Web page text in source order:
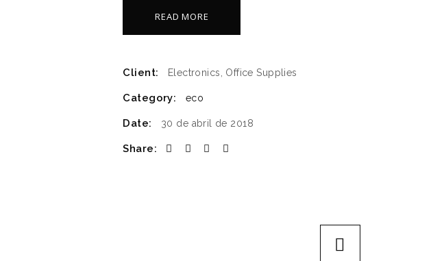
READ MORE
Client: Electronics, Office Supplies
Category: eco
Date: 30 de abril de 2018
Share: